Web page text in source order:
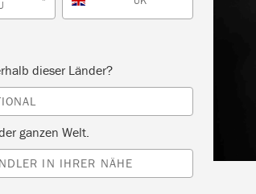
Inspiration
PAINTED
by Annie
dieser Länder?
ganzen Welt.
IN IHRER NÄHE